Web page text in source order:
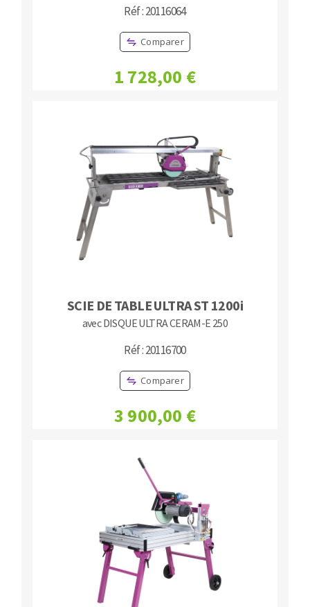
Réf : 20116064
Comparer
1 728,00 €
SCIE DE TABLE ULTRA ST 1200i
avec DISQUE ULTRA CERAM-E 250
Réf : 20116700
Comparer
3 900,00 €